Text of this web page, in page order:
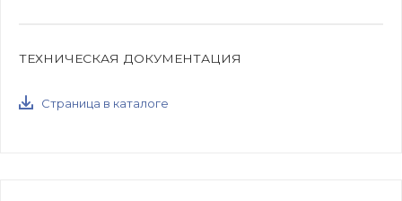
ТЕХНИЧЕСКАЯ ДОКУМЕНТАЦИЯ
Страница в каталоге